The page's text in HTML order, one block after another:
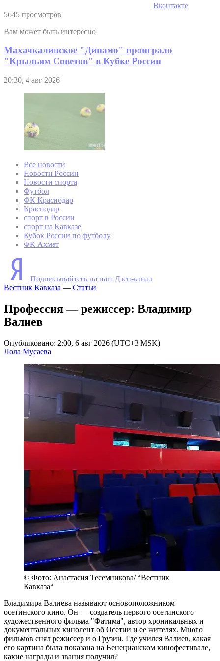
Вконтакте
5645 просмотров
Вам может быть интересно
Махачкалинское "Динамо" проиграло
"Крыльям Советов" в Кубке России
20:30, 4 авг 2026
Все новости
Новости России
Новости спорта
Футбол
ФК Краснодар
Краснодар
спорт в России
спорт на Кавказе
Кубок России по футболу
ФК Ахмат
Подписывайтесь на наш Дзен-канал
Вестник Кавказа — Статьи
Профессия — режиссер: Владимир
Валиев
Опубликовано: 2:00, 6 авг 2026 (UTC+3 MSK)
Лола Мусаева
© Фото: Анастасия Тесемникова/ “Вестник
Кавказа“
Владимира Валиева называют основоположником
осетинского кино. Он — создатель первого осетинского
художественного фильма "Фатима", автор хроникальных и
документальных кинолент об Осетии и ее жителях. Много
фильмов снял режиссер и о Грузии. Где учился Валиев, какая
его картина была показана на Венецианском кинофестивале,
какие награды и звания получил?